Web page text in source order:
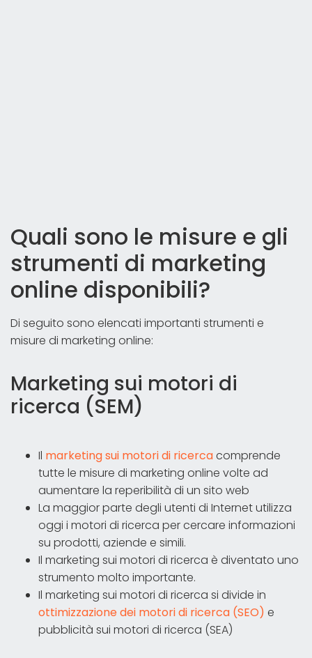
Quali sono le misure e gli
strumenti di marketing
online disponibili?
Di seguito sono elencati importanti strumenti e
misure di marketing online:
Marketing sui motori di
ricerca (SEM)
Il marketing sui motori di ricercacomprende
tutte le misure di marketing online volte ad
aumentare la reperibilità di un sito web
La maggior parte degli utenti di Internet utilizza
oggi i motori di ricerca per cercare informazioni
su prodotti, aziende e simili.
Il marketing sui motori di ricerca è diventato uno
strumento molto importante.
Il marketing sui motori di ricerca si divide in
ottimizzazione dei motori di ricerca (SEO) e
pubblicità sui motori di ricerca (SEA)